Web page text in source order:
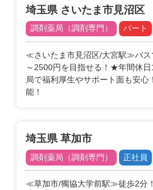
埼玉県 さいたま市見沼区
調剤薬局（調剤専門） パート
≪さいたま市見沼区/大宮駅≫バ
～2500円を目指せる！★年間休
局で福利厚生やサポート面も安
能！
埼玉県 草加市
調剤薬局（調剤専門） 正社員
≪草加市/獨協大学前駅≫徒歩2分